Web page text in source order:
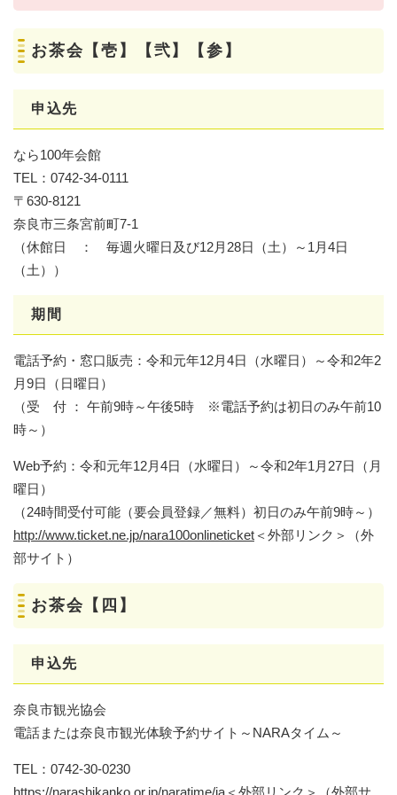
お茶会【壱】【弐】【参】
申込先
なら100年会館
TEL：0742-34-0111
〒630-8121
奈良市三条宮前町7-1
（休館日 ： 毎週火曜日及び12月28日（土）～1月4日
（土））
期間
電話予約・窓口販売：令和元年12月4日（水曜日）～令和2年2
月9日（日曜日）
（受 付 ： 午前9時～午後5時 ※電話予約は初日のみ午前10
時～）
Web予約：令和元年12月4日（水曜日）～令和2年1月27日（月
曜日）
（24時間受付可能（要会員登録／無料）初日のみ午前9時～）
http://www.ticket.ne.jp/nara100onlineticket ＜外部リンク＞
（外
部サイト）
お茶会【四】
申込先
奈良市観光協会
電話または奈良市観光体験予約サイト～NARAタイム～
TEL：0742-30-0230
https://narashikanko.or.jp/naratime/ja ＜外部リンク＞ （外部サ